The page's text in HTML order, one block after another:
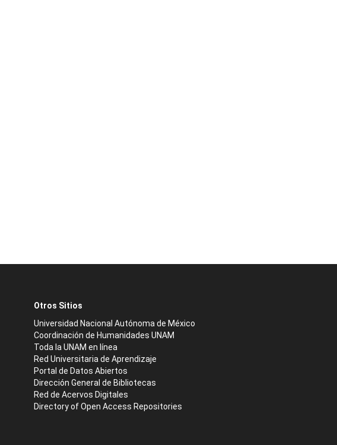
Otros Sitios
Universidad Nacional Autónoma de México
Coordinación de Humanidades UNAM
Toda la UNAM en línea
Red Universitaria de Aprendizaje
Portal de Datos Abiertos
Dirección General de Bibliotecas
Red de Acervos Digitales
Directory of Open Access Repositories